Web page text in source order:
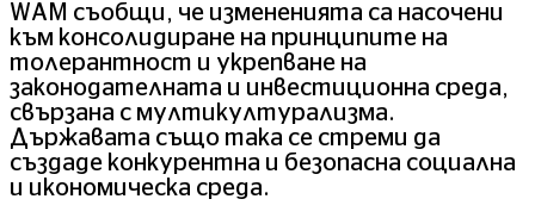
WAM съобщи, че измененията са насочени
към консолидиране на принципите на
толерантност и укрепване на
законодателната и инвестиционна среда,
свързана с мултикултурализма.
Държавата също така се стреми да
създаде конкурентна и безопасна социална
и икономическа среда.